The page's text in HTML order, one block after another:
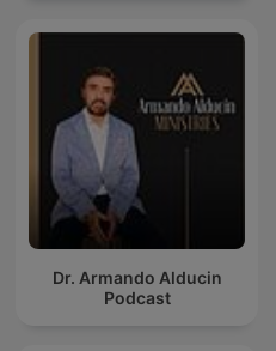
Dr. Armando Alducin
Podcast